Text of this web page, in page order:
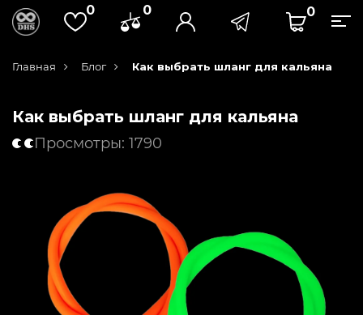
0 0 0
Главная Блог Как выбрать шланг для кальяна
Как выбрать шланг для кальяна
Просмотры: 1790